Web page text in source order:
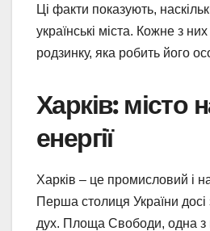
Ці факти показують,
українські міста. Кожне з
родзинку, яка робить його
Харків: місто
енергії
Харків – це промисловий і
Перша столиця України досі
дух. Площа Свободи, одна з